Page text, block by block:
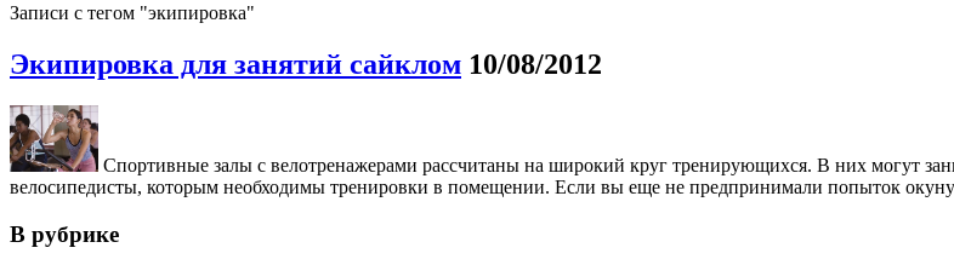
Записи с тегом "экипировка"
Экипировка для занятий сайклом 10/08/2012
Спортивные залы с велотренажерами рассчитаны на широкий круг тренирующихся. В них могут
велосипедисты, которым необходимы тренировки в помещении. Если вы еще не предпринимали попыток
В рубрике